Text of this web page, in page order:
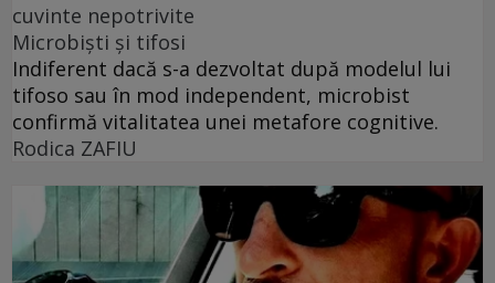
cuvinte nepotrivite
Microbiști și tifosi
Indiferent dacă s-a dezvoltat după modelul lui
tifoso sau în mod independent, microbist
confirmă vitalitatea unei metafore cognitive.
Rodica ZAFIU